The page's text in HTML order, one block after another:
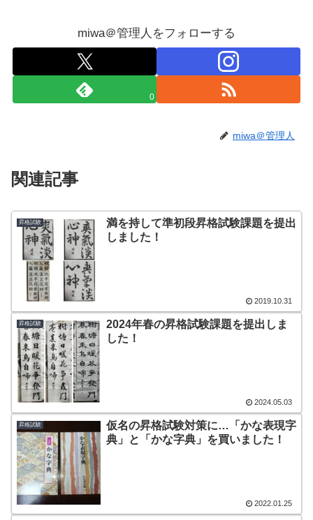
miwa＠管理人をフォローする
0
miwa＠管理人
関連記事
昇格試験
満を持して準初段昇格試験課題を提出
しました！
2019.10.31
昇格試験
2024年春の昇格試験課題を提出しま
した！
2024.05.03
昇格試験
仮名の昇格試験対策に…「かな表現字
典」と「かな字典」を買いました！
2022.01.25